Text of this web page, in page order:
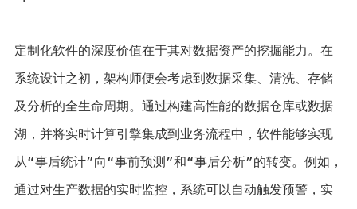
定制化软件的深度价值在于其对数据资产的挖掘能力。在
系统设计之初，架构师便会考虑到数据采集、清洗、存储
及分析的全生命周期。通过构建高性能的数据仓库或数据
湖，并将实时计算引擎集成到业务流程中，软件能够实现
从“事后统计”向“事前预测”和“事后分析”的转变。例如，
通过对生产数据的实时监控，系统可以自动触发预警，实